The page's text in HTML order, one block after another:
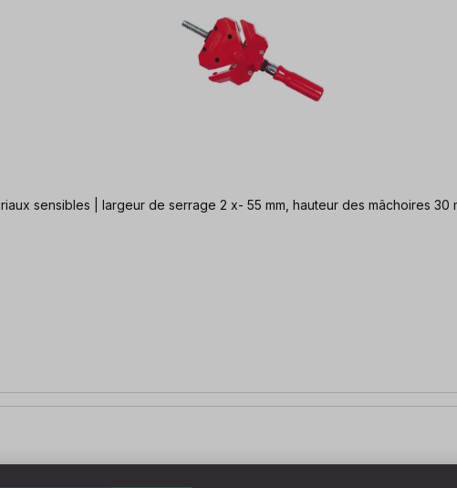
les matériaux sensibles | largeur de serrage 2 x- 55 mm, hauteur des mâchoires 30